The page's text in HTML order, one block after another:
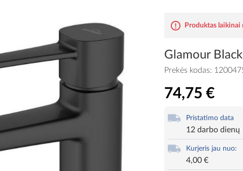
Produktas laikinai
Glamour
Prekės kodas:
74,75 €
Pristatimo data
12 darbo dienų
Kurjeris jau nuo:
4,00 €